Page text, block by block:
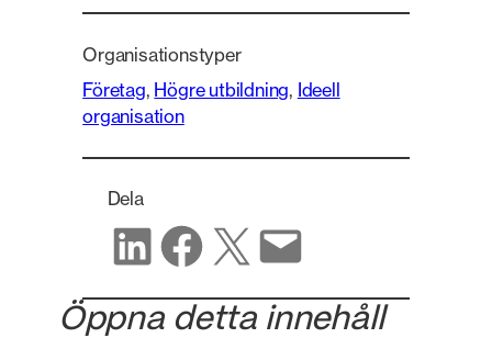
Organisationstyper
Företag, Högre utbildning, Ideell
organisation
Dela
Dela på LinkedIn Dela på Facebook Dela på X Dela via e-post
Öppna detta innehåll